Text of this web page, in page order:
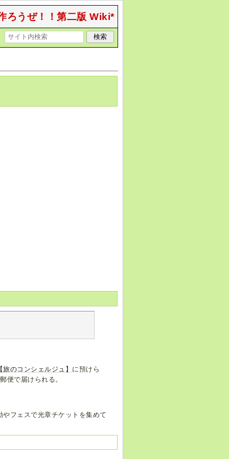
ろうぜ！！第二版 Wiki*
旅のコンシェルジュ】 に預けら
便で届けられる。
フェスで光章チケットを集めて